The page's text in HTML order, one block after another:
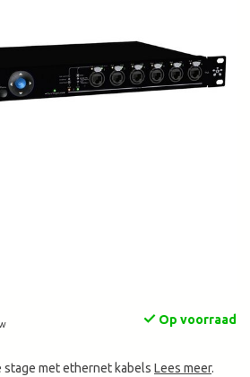
Op voorraad
stage met ethernet kabels Lees meer.